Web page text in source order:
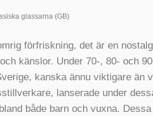
glassarna (GB)
förfriskning, det är en
känslor. Under 70-, 80- och
kanska ännu viktigare än
lanserade under
både barn och vuxna.